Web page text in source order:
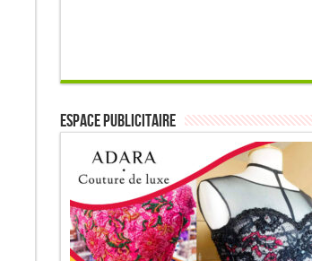
ESPACE PUBLICITAIRE